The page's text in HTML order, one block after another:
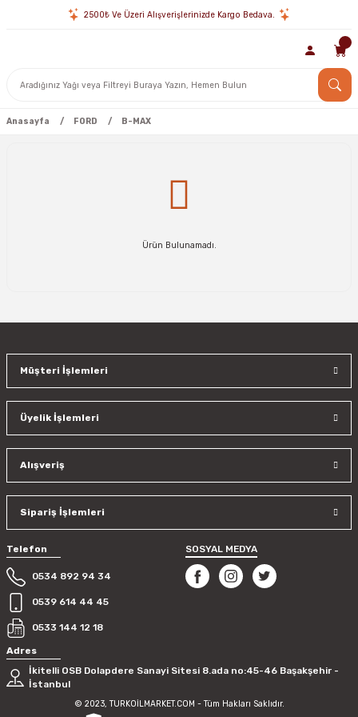
2500₺ Ve Üzeri Alışverişlerinizde Kargo Bedava.
Anasayfa FORD B-MAX
Ürün Bulunamadı.
Müşteri İşlemleri
Üyelik İşlemleri
Alışveriş
Sipariş İşlemleri
Telefon
0534 892 94 34
0539 614 44 45
0533 144 12 18
SOSYAL MEDYA
Adres
İkitelli OSB Dolapdere Sanayi Sitesi 8.ada no:45-46 Başakşehir -
İstanbul
© 2023, TURKOİLMARKET.COM - Tüm Hakları Saklıdır.